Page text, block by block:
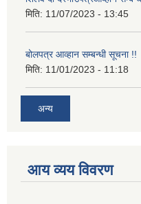
मिति: 11/07/2023 - 13:45
बोलपत्र आव्हान सम्बन्धी सूचना !!
मिति: 11/01/2023 - 11:18
अन्य
आय व्यय विवरण